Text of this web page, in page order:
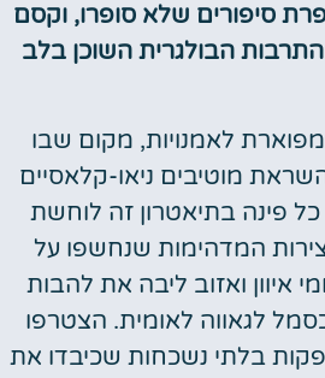
אטרקציות
הפעילויות השוות ביותר
לחצו פה!
סיפורים שלא סופרו, וקסם
הבולגרית השוכן בלב
לאמנויות, מקום שבו
מוטיבים ניאו-קלאסיים
פינה בתיאטרון זה לוחשת
המדהימות שנחשפו על
ואזוב ליבה את להבות
לגאווה לאומית. הצטרפו
בלתי נשכחות שכיבדו את